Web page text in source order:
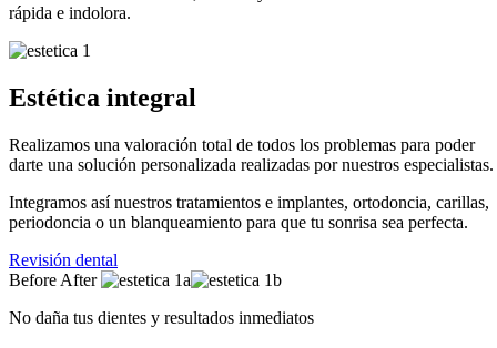
rápida e indolora.
Estética integral
Realizamos una valoración total de todos los problemas para poder
darte una solución personalizada realizadas por nuestros especialistas.
Integramos así nuestros tratamientos e implantes, ortodoncia, carillas,
periodoncia o un blanqueamiento para que tu sonrisa sea perfecta.
Revisión dental
Before After
No daña tus dientes y resultados inmediatos